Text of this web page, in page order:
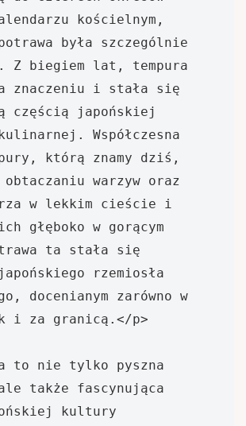
kościelnym,
była szczególnie
Z biegiem lat, tempura
znaczeniu i stała się
częścią japońskiej
Współczesna
którą znamy dziś,
warzyw oraz
w lekkim cieście i
głęboko w gorącym
ta stała się
rzemiosła
docenianym zarówno w
i za granicą.</p>
to nie tylko pyszna
także fascynująca
kultury